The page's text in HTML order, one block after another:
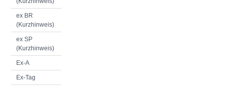
ex BR
(Kurzhinweis)
ex SP
(Kurzhinweis)
Ex-A
Ex-Tag